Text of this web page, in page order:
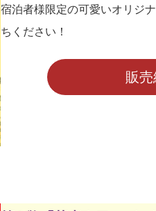
宿泊者様限定の可愛いオリジ
ちください！
販